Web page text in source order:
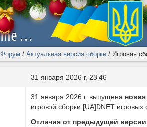
CS DNET game server | Скачать Counter-Strike 1.6 [2026]
Форум / Актуальная версия сборки / Игровая
31 января 2026 г, 23:46
31 января 2026 г. выпущена
игровой сборки [UA]DNET игровых
Отличия от предыдущей